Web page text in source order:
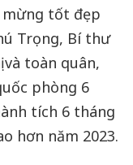
mừng tốt đẹp
Trọng, Bí thư
toàn quân,
phòng 6
tích 6 tháng
hơn năm 2023.